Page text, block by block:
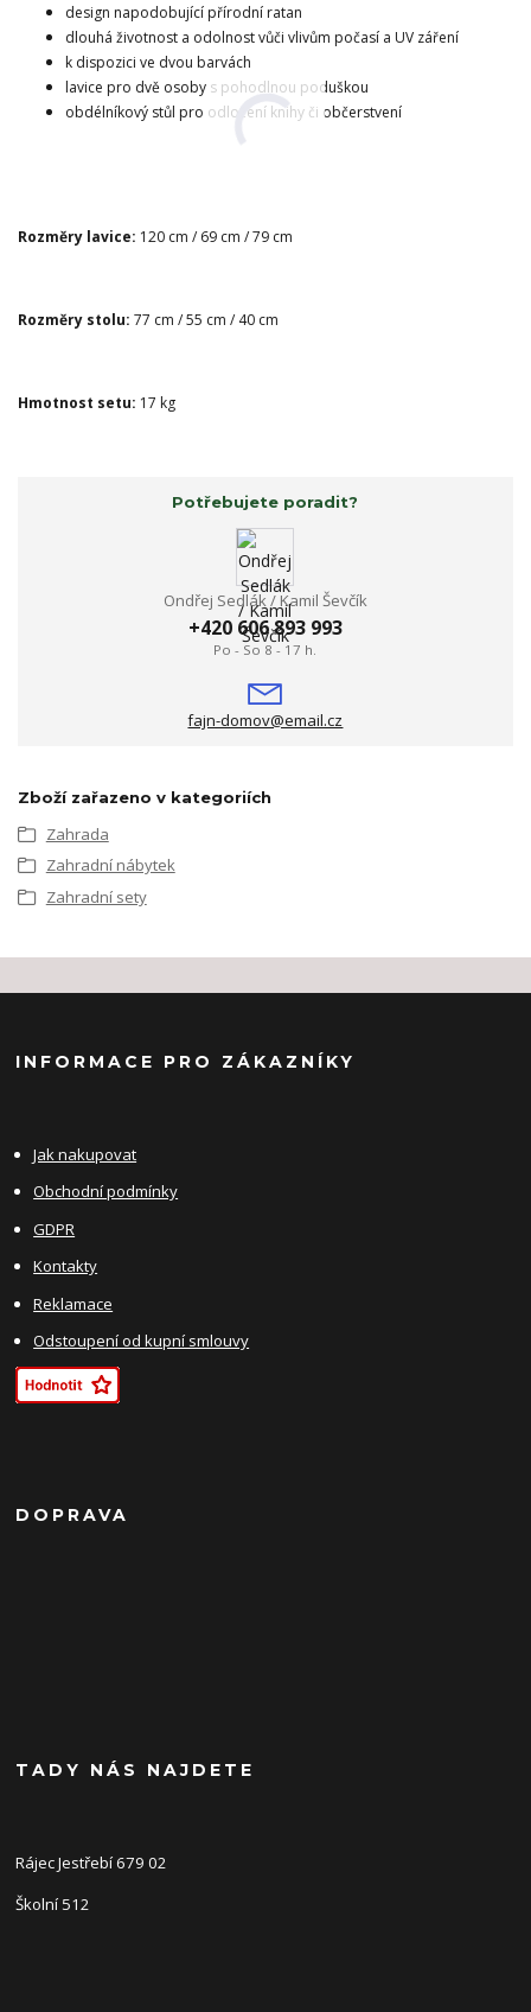
design napodobující přírodní ratan
dlouhá životnost a odolnost vůči vlivům počasí a UV záření
k dispozici ve dvou barvách
lavice pro dvě osoby s pohodlnou poduškou
obdélníkový stůl pro odložení knihy či občerstvení
Rozměry lavice: 120 cm / 69 cm / 79 cm
Rozměry stolu: 77 cm / 55 cm / 40 cm
Hmotnost setu: 17 kg
Potřebujete poradit?
Ondřej Sedlák / Kamil Ševčík
+420 606 893 993
Po - So 8 - 17 h.
fajn-domov@email.cz
Zboží zařazeno v kategoriích
Zahrada
Zahradní nábytek
Zahradní sety
INFORMACE PRO ZÁKAZNÍKY
Jak nakupovat
Obchodní podmínky
GDPR
Kontakty
Reklamace
Odstoupení od kupní smlouvy
DOPRAVA
TADY NÁS NAJDETE
Rájec Jestřebí 679 02
Školní 512